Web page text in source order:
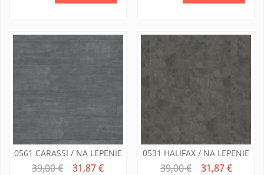
0561 CARASSI / NA LEPENIE
39,00 € 31,87 €
0531 HALIFAX / NA LEPENIE
39,00 € 31,87 €